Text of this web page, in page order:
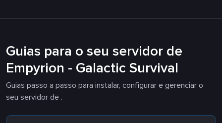
Guias para o seu servidor de
Empyrion - Galactic Survival
Guias passo a passo para instalar, configurar e gerenciar o
seu servidor de .